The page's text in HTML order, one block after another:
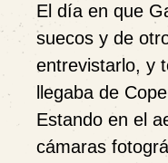
El día en que
suecos y de
entrevistarlo, y
llegaba de
Estando en el
cámaras